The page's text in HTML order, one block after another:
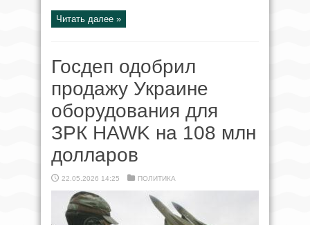
Читать далее »
Госдеп одобрил
продажу Украине
оборудования для
ЗРК HAWK на 108 млн
долларов
22.05.2026 14:25 ПОЛИТИКА